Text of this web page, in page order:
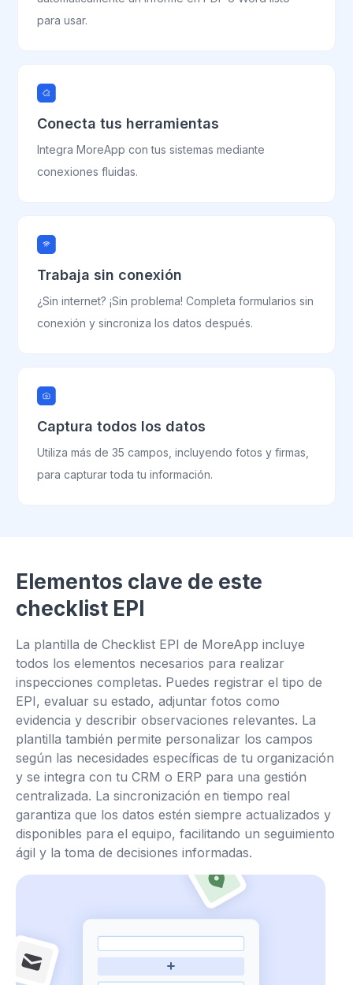
para usar.
Conecta tus herramientas
Integra MoreApp con tus sistemas mediante
conexiones fluidas.
Trabaja sin conexión
¿Sin internet? ¡Sin problema! Completa formularios sin
conexión y sincroniza los datos después.
Captura todos los datos
Utiliza más de 35 campos, incluyendo fotos y firmas,
para capturar toda tu información.
Elementos clave de este
checklist EPI
La plantilla de Checklist EPI de MoreApp incluye
todos los elementos necesarios para realizar
inspecciones completas. Puedes registrar el tipo de
EPI, evaluar su estado, adjuntar fotos como
evidencia y describir observaciones relevantes. La
plantilla también permite personalizar los campos
según las necesidades específicas de tu organización
y se integra con tu CRM o ERP para una gestión
centralizada. La sincronización en tiempo real
garantiza que los datos estén siempre actualizados y
disponibles para el equipo, facilitando un seguimiento
ágil y la toma de decisiones informadas.